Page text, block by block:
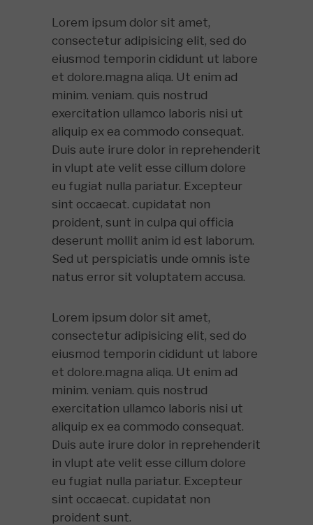
Lorem ipsum dolor sit amet,
consectetur adipisicing elit, sed do
eiusmod temporin cididunt ut labore
et dolore.magna aliqa. Ut enim ad
minim. veniam. quis nostrud
exercitation ullamco laboris nisi ut
aliquip ex ea commodo consequat.
Duis aute irure dolor in reprehenderit
in vlupt ate velit esse cillum dolore
eu fugiat nulla pariatur. Excepteur
sint occaecat. cupidatat non
proident, sunt in culpa qui officia
deserunt mollit anim id est laborum.
Sed ut perspiciatis unde omnis iste
natus error sit voluptatem accusa.
Lorem ipsum dolor sit amet,
consectetur adipisicing elit, sed do
eiusmod temporin cididunt ut labore
et dolore.magna aliqa. Ut enim ad
minim. veniam. quis nostrud
exercitation ullamco laboris nisi ut
aliquip ex ea commodo consequat.
Duis aute irure dolor in reprehenderit
in vlupt ate velit esse cillum dolore
eu fugiat nulla pariatur. Excepteur
sint occaecat. cupidatat non
proident sunt.